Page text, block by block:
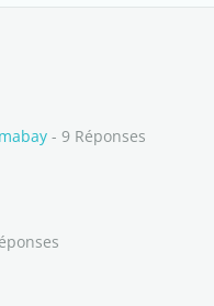
- 9 Réponses